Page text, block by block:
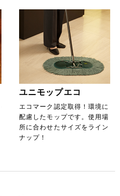
ユニモップエコ
エコマーク認定取得！環境に
配慮したモップです。使用場
所に合わせたサイズをライン
ナップ！